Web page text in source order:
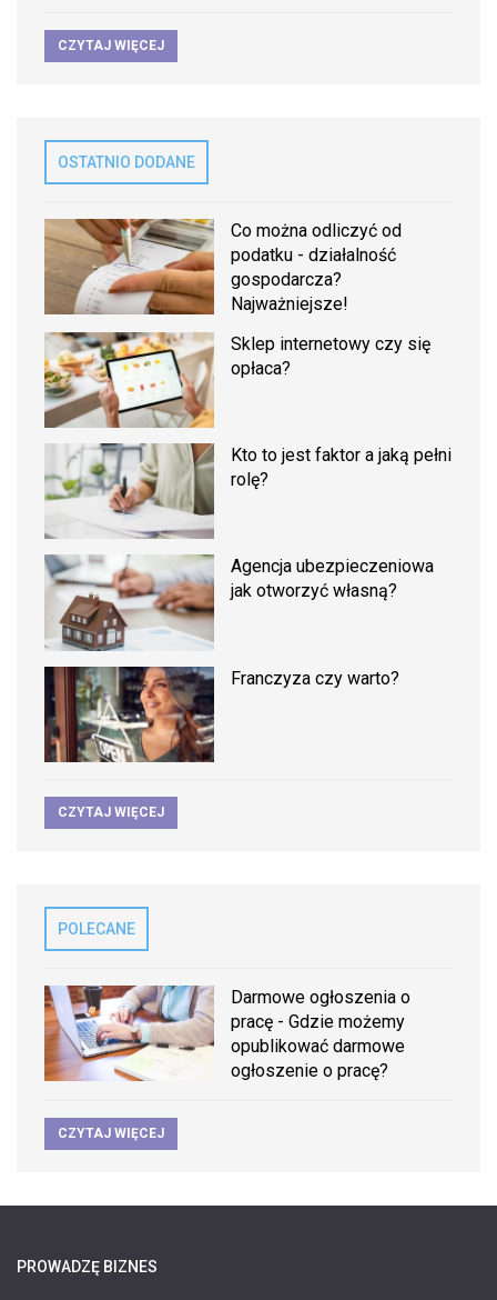
CZYTAJ WIĘCEJ
OSTATNIO DODANE
Co można odliczyć od
podatku - działalność
gospodarcza?
Najważniejsze!
Sklep internetowy czy się
opłaca?
Kto to jest faktor a jaką pełni
rolę?
Agencja ubezpieczeniowa
jak otworzyć własną?
Franczyza czy warto?
CZYTAJ WIĘCEJ
POLECANE
Darmowe ogłoszenia o
pracę - Gdzie możemy
opublikować darmowe
ogłoszenie o pracę?
CZYTAJ WIĘCEJ
PROWADZĘ BIZNES